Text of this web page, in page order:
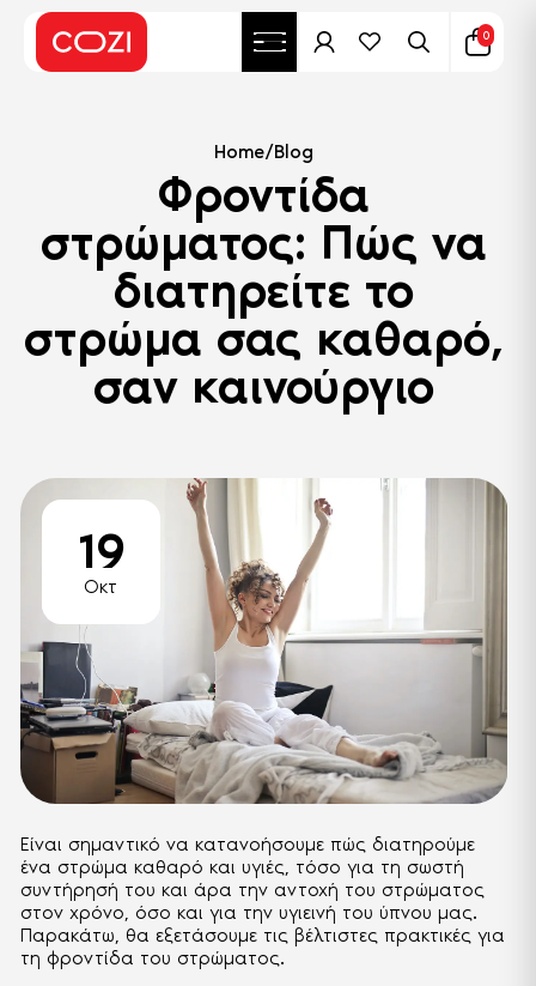
0
Home/Blog
Φροντίδα
στρώματος: Πώς να
διατηρείτε το
στρώμα σας καθαρό,
σαν καινούργιο
19
Οκτ
Είναι σημαντικό να κατανοήσουμε πώς διατηρούμε
ένα στρώμα καθαρό και υγιές, τόσο για τη σωστή
συντήρησή του και άρα την αντοχή του στρώματος
στον χρόνο, όσο και για την υγιεινή του ύπνου μας.
Παρακάτω, θα εξετάσουμε τις βέλτιστες πρακτικές για
τη φροντίδα του στρώματος.